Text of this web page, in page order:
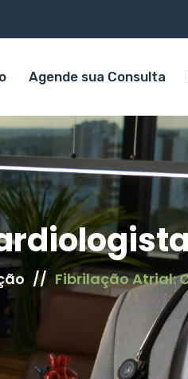
Agende sua Consulta
// Fibrilação Atrial: